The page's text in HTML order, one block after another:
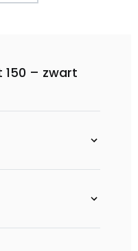
150 – zwart